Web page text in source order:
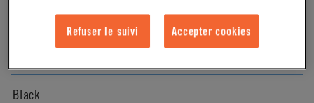
Black
Refuser le suivi Accepter cookies